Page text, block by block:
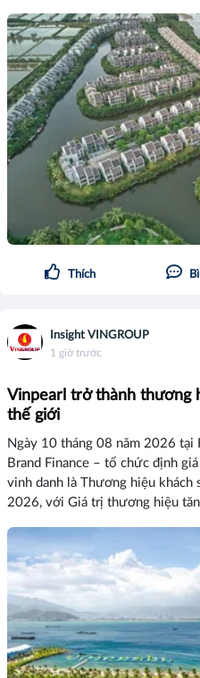
Thích
Insight VINGROUP
1 giờ trước
Vinpearl trở thành thương
thế giới
Ngày 10 tháng 08 năm 2026
Brand Finance – tổ chức định
vinh danh là Thương hiệu khách
2026, với Giá trị thương hiệu